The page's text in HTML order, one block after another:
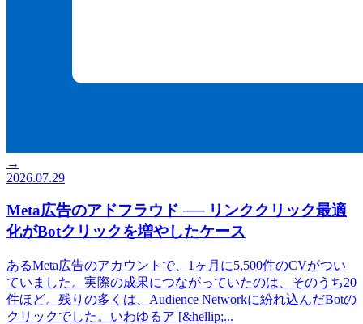
→
2026.07.29
Meta広告のアドフラウド ── リンククリック最適
化がBotクリックを増やしたケース
あるMeta広告のアカウントで、1ヶ月に5,500件のCVがつい
ていました。実際の成果につながっていたのは、そのうち20
件ほど。残りの多くは、Audience Networkに紛れ込んだBotの
クリックでした。いわゆるア [&hellip;...